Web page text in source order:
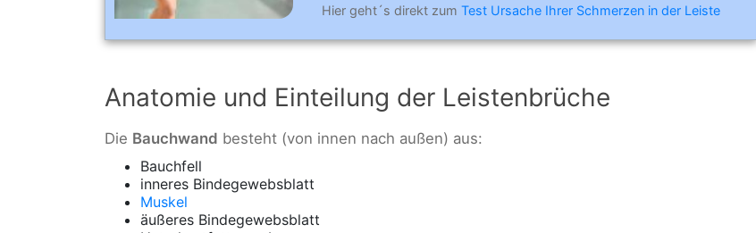
Hier geht´s direkt zum Test Ursache Ihrer Schmerzen in der Leiste
Anatomie und Einteilung der Leistenbrüche
Die Bauchwand besteht (von innen nach außen) aus:
Bauchfell
inneres Bindegewebsblatt
Muskel
äußeres Bindegewebsblatt